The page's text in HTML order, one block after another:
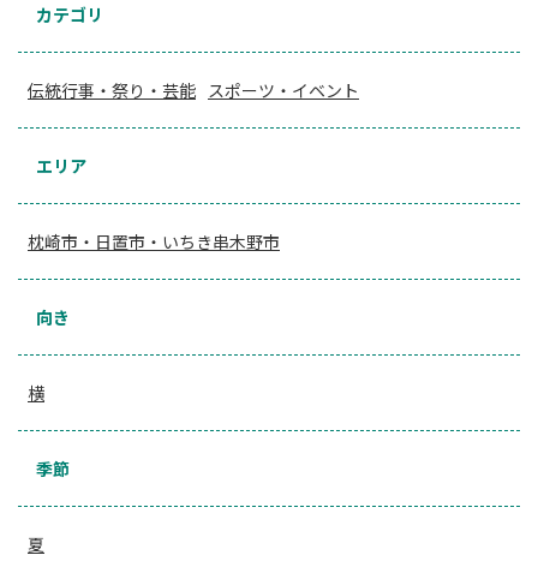
カテゴリ
伝統行事・祭り・芸能 スポーツ・イベント
エリア
枕崎市・日置市・いちき串木野市
向き
横
季節
夏